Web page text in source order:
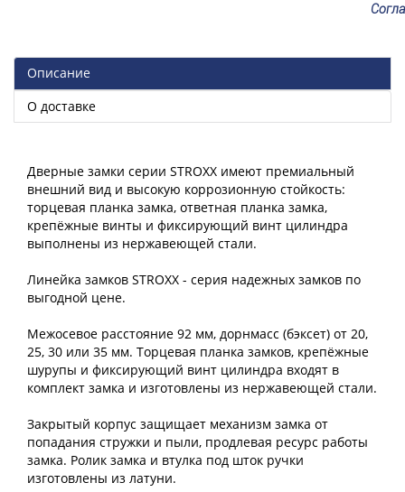
Описание
О доставке
Дверные замки серии STROXX имеют премиальный
внешний вид и высокую коррозионную стойкость:
торцевая планка замка, ответная планка замка,
крепёжные винты и фиксирующий винт цилиндра
выполнены из нержавеющей стали.
Линейка замков STROXX - серия надежных замков по
выгодной цене.
Межосевое расстояние 92 мм, дорнмасс (бэксет) от 20,
25, 30 или 35 мм. Торцевая планка замков, крепёжные
шурупы и фиксирующий винт цилиндра входят в
комплект замка и изготовлены из нержавеющей стали.
Закрытый корпус защищает механизм замка от
попадания стружки и пыли, продлевая ресурс работы
замка. Ролик замка и втулка под шток ручки